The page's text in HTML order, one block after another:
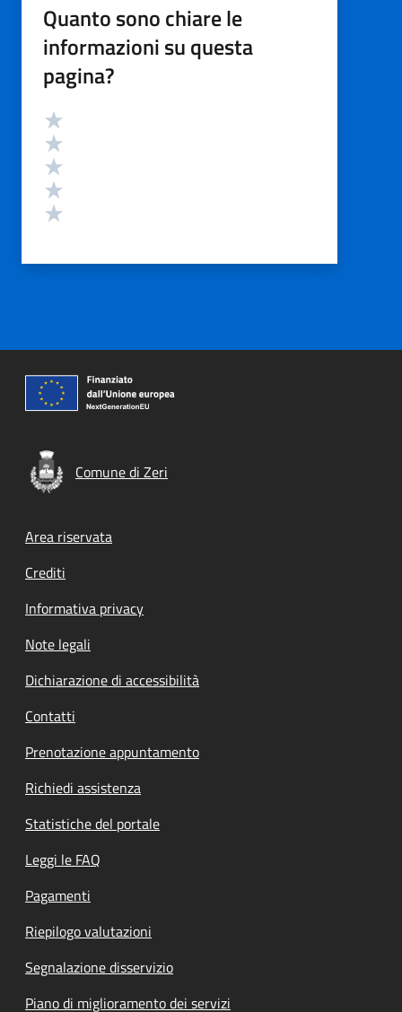
Quanto sono chiare le
informazioni su questa
pagina?
Valutazione
Comune di Zeri
Footer menu
Area riservata
Crediti
Informativa privacy
Note legali
Dichiarazione di accessibilità
Contatti
Prenotazione appuntamento
Richiedi assistenza
Statistiche del portale
Leggi le FAQ
Pagamenti
Riepilogo valutazioni
Segnalazione disservizio
Piano di miglioramento dei servizi